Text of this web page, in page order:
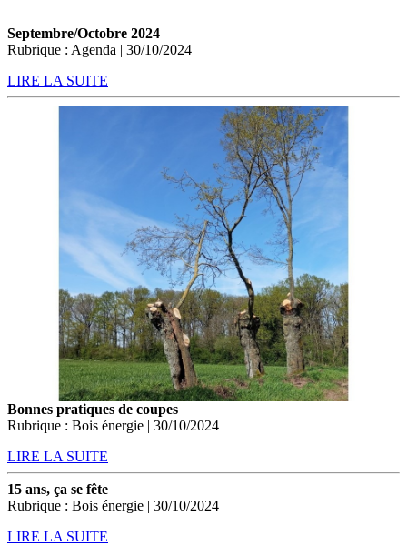
Septembre/Octobre 2024
Rubrique : Agenda | 30/10/2024
LIRE LA SUITE
Bonnes pratiques de coupes
Rubrique : Bois énergie | 30/10/2024
LIRE LA SUITE
15 ans, ça se fête
Rubrique : Bois énergie | 30/10/2024
LIRE LA SUITE